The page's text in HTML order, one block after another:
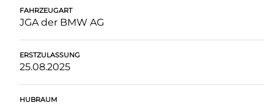
FAHRZEUGART
JGA der BMW AG
ERSTZULASSUNG
25.08.2025
HUBRAUM